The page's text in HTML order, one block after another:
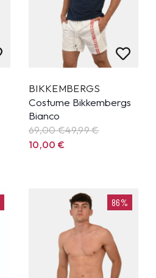
BIKKEMBERGS
Costume Bikkembergs
Bianco
69,00 €49,99€
10,00€
86%